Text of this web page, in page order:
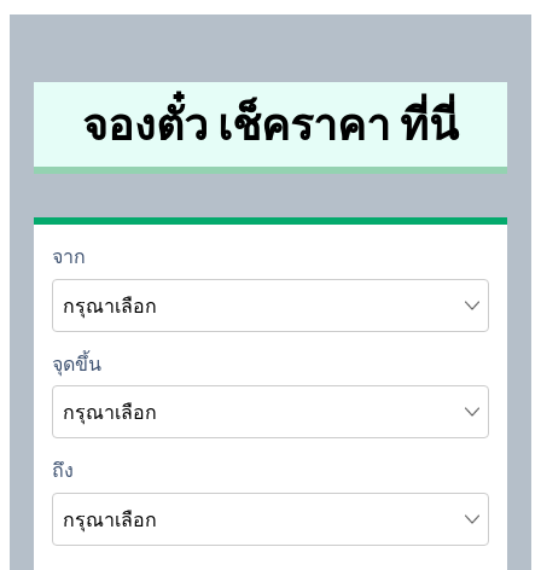
จองตั๋ว เช็คราคา ที่นี่